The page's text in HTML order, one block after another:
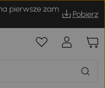
pierwsze zam
Pobierz